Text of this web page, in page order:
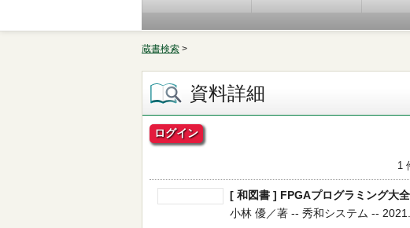
蔵書検索 >
資料詳細
ログイン
1
[ 和図書 ] FPGAプログラミング大
小林 優／著 -- 秀和システム --